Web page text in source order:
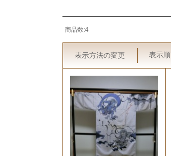
商品数:4
表示方法の変更 表示順